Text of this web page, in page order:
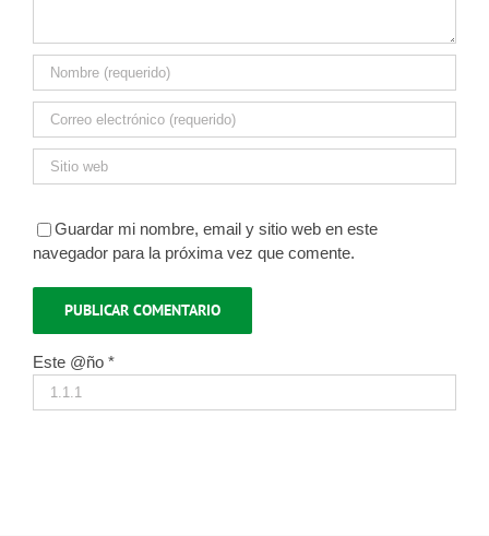
Guardar mi nombre, email y sitio web en este
navegador para la próxima vez que comente.
Este @ño *